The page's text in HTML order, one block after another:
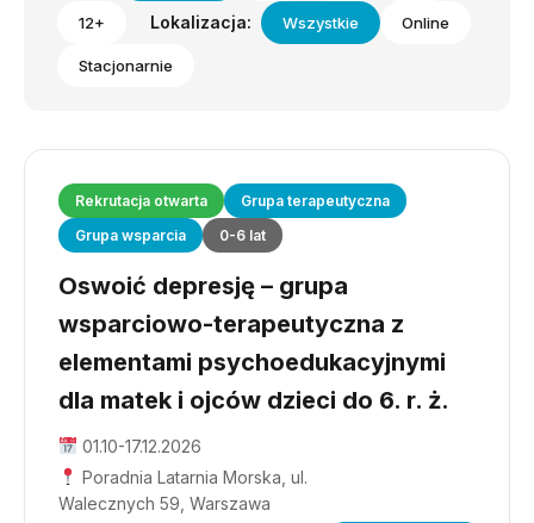
12+ Lokalizacja: Wszystkie Online
Stacjonarnie
Rekrutacja otwarta
Grupa terapeutyczna
Grupa wsparcia
0-6 lat
Oswoić depresję – grupa
wsparciowo-terapeutyczna z
elementami psychoedukacyjnymi
dla matek i ojców dzieci do 6. r. ż.
01.10-17.12.2026
Poradnia Latarnia Morska, ul.
Walecznych 59, Warszawa